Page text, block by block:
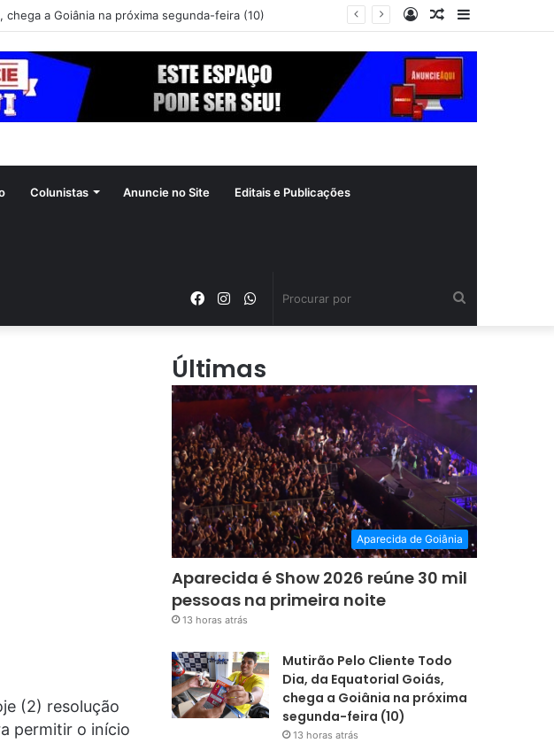
a Goiânia na próxima segunda-feira (10)
Barra
Artigo
Entrar
Colunistas Anuncie no Site Editais e Publicações
WhatsApp
Instagram
Facebook
(2) resolução
permitir o início
Últimas
Aparecida de Goiânia
Aparecida é Show 2026 reúne 30 mil
pessoas na primeira noite
13 horas atrás
Mutirão Pelo Cliente Todo
Dia, da Equatorial Goiás,
chega a Goiânia na próxima
segunda-feira (10)
13 horas atrás